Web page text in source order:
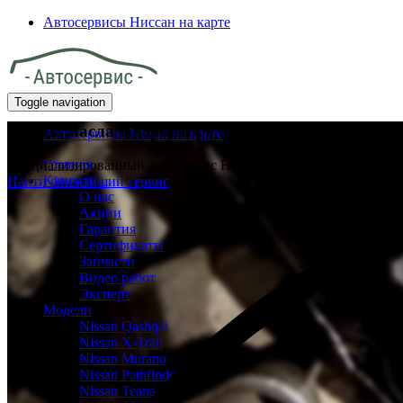
Автосервисы Ниссан на карте
Toggle navigation
Автосервисы Nissan на карте
Главная
Клиенту
О нас
Акции
Гарантия
Сертификаты
Запчасти
Видео работ
Эксперт
Модели
Nissan Qashqai
Nissan X-Trail
Nissan Murano
Nissan Pathfinder
Nissan Teana
Замена масла в вариаторе CVT Ниссан
Специализированный автосервис Ниссан в каждом районе
Найти ближайший сервис